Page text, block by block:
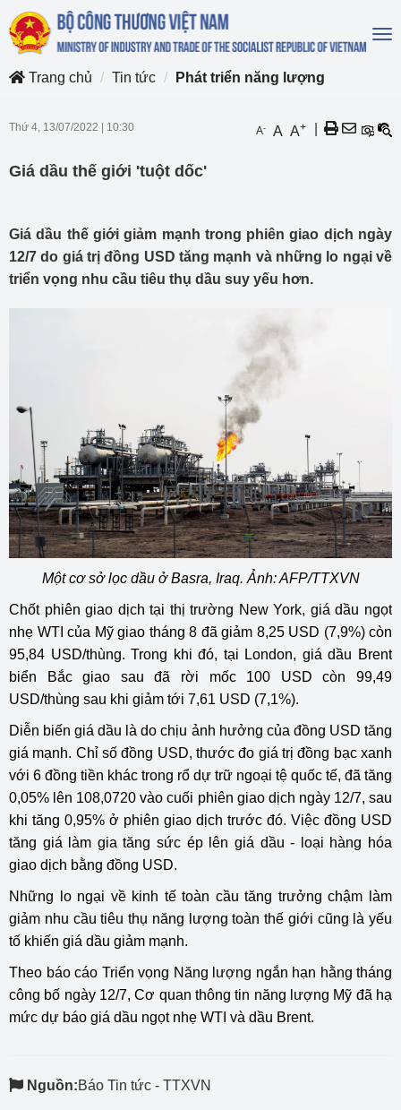
Trang chủ
Tin tức Phát triển năng lượng
Thứ 4, 13/07/2022 10:30 A- A A+
Giá dầu thế giới 'tuột dốc'
Giá dầu thế giới giảm mạnh trong phiên giao dịch ngày
12/7 do giá trị đồng USD tăng mạnh và những lo ngại về
triển vọng nhu cầu tiêu thụ dầu suy yếu hơn.
Một cơ sở lọc dầu ở Basra, Iraq. Ảnh: AFP/TTXVN
Chốt phiên giao dịch tại thị trường New York, giá dầu ngọt
nhẹ WTI của Mỹ giao tháng 8 đã giảm 8,25 USD (7,9%) còn
95,84 USD/thùng. Trong khi đó, tại London, giá dầu Brent
biển Bắc giao sau đã rời mốc 100 USD còn 99,49
USD/thùng sau khi giảm tới 7,61 USD (7,1%).
Diễn biến giá dầu là do chịu ảnh hưởng của đồng USD tăng
giá mạnh. Chỉ số đồng USD, thước đo giá trị đồng bạc xanh
với 6 đồng tiền khác trong rổ dự trữ ngoại tệ quốc tế, đã tăng
0,05% lên 108,0720 vào cuối phiên giao dịch ngày 12/7, sau
khi tăng 0,95% ở phiên giao dịch trước đó. Việc đồng USD
tăng giá làm gia tăng sức ép lên giá dầu - loại hàng hóa
giao dịch bằng đồng USD.
Những lo ngại về kinh tế toàn cầu tăng trưởng chậm làm
giảm nhu cầu tiêu thụ năng lượng toàn thế giới cũng là yếu
tố khiến giá dầu giảm mạnh.
Theo báo cáo Triển vọng Năng lượng ngắn hạn hằng tháng
công bố ngày 12/7, Cơ quan thông tin năng lượng Mỹ đã hạ
mức dự báo giá dầu ngọt nhẹ WTI và dầu Brent.
Nguồn:Báo Tin tức - TTXVN